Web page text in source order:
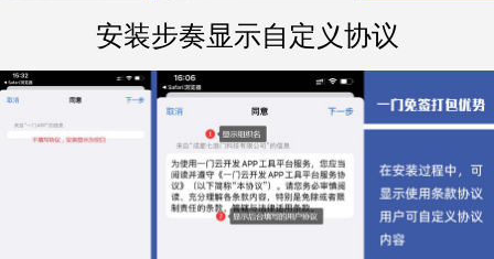
安装步奏显示自定义协议